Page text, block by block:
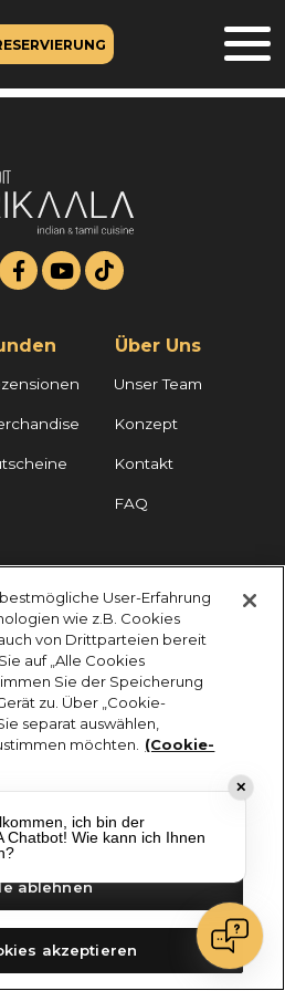
Über Uns
Unser Team
Konzept
Kontakt
FAQ
- Saily Food Service GmbH
vorbehalten
User-Erfahrung
wie z.B. Cookies
von Drittparteien bereit
auf „Alle Cookies
Sie der Speicherung
zu. Über „Cookie-
separat auswählen,
möchten.
(Cookie-
Einstellungen
ablehnen
akzeptieren
✕
ich bin der
Chatbot! Wie kann ich Ihnen